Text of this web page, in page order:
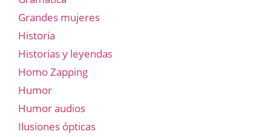
Grandes mujeres
Historia
Historias y leyendas
Homo Zapping
Humor
Humor audios
Ilusiones ópticas